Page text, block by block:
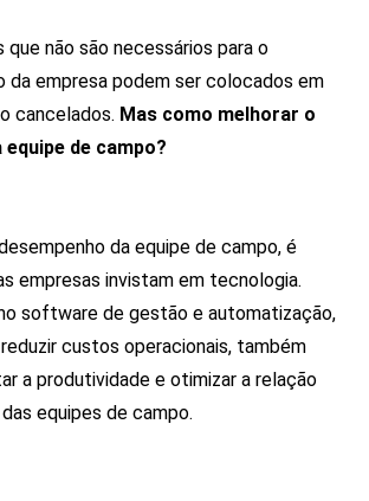
não são necessários para o
da empresa podem ser colocados em
cancelados. Mas como melhorar o
equipe de campo?
da equipe de campo, é
empresas invistam em tecnologia.
software de gestão e automatização,
custos operacionais, também
a produtividade e otimizar a relação
equipes de campo.